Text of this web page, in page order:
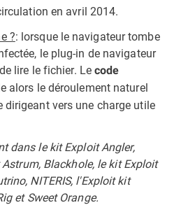
en avril 2014.
?: lorsque le navigateur tombe
le plug-in de navigateur
lire le fichier. Lecode
alors le déroulement naturel
dirigeant vers une charge utile
dans le kit Exploit Angler,
Blackhole, le kit Exploit
NITERIS, l'Exploit kit
et Sweet Orange.